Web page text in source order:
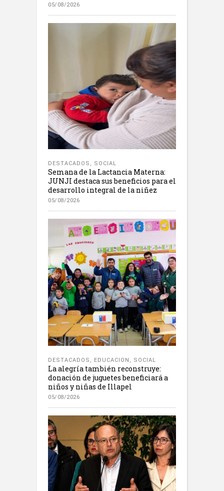
05/08/2026
DESTACADOS SOCIAL
Semana de la Lactancia Materna:
JUNJI destaca sus beneficios para el
desarrollo integral de la niñez
05/08/2026
DESTACADOS , EDUCACION , SOCIAL
La alegría también reconstruye:
donación de juguetes beneficiará a
niños y niñas de Illapel
05/08/2026